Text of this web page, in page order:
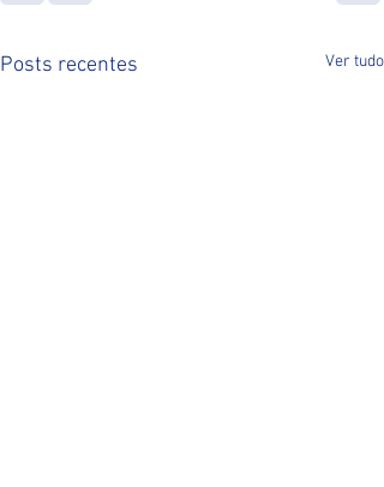
Posts recentes Ver tudo